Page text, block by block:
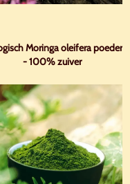
Moringa oleifera poeder
- 100% zuiver